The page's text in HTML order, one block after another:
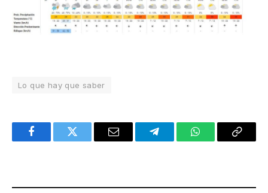
Lo que hay que saber
FacebookTwitter Email TelegramWhatsAppCopy